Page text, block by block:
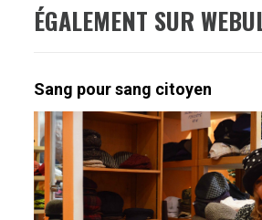
ÉGALEMENT SUR
Sang pour sang citoyen